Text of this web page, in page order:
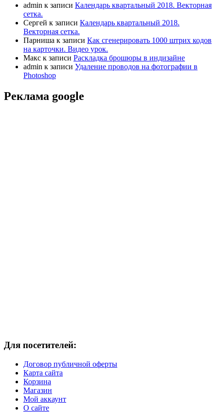
admin к записи Календарь квартальный 2018. Векторная
сетка.
Сергей к записи Календарь квартальный 2018.
Векторная сетка.
Парниша к записи Как сгенерировать 1000 штрих кодов
на карточки. Видео урок.
Макс к записи Раскладка брошюры в индизайне
admin к записи Удаление проводов на фотографии в
Photoshop
Реклама google
Для посетителей:
Договор публичной оферты
Карта сайта
Корзина
Магазин
Мой аккаунт
О сайте